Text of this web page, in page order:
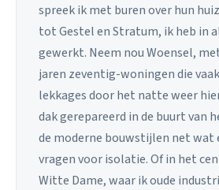
spreek ik met buren over hun
tot Gestel en Stratum, ik heb in
gewerkt. Neem nou Woensel,
jaren zeventig-woningen die
lekkages door het natte weer
dak gerepareerd in de buurt van
de moderne bouwstijlen net wat
vragen voor isolatie. Of in het
Witte Dame, waar ik oude